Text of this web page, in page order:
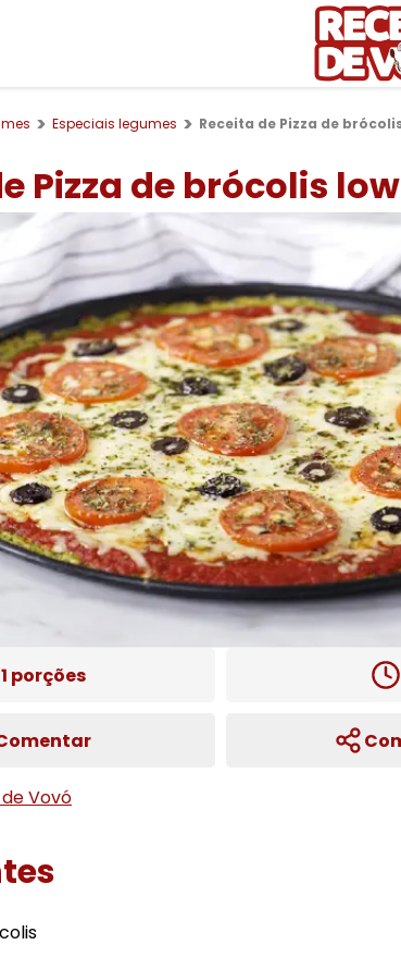
Especiais legumes Receita de Pizza de
Pizza de brócolis
1 porções
Vovó